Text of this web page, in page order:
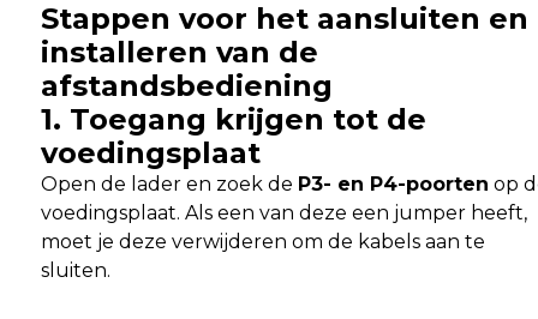
Stappen voor het aansluiten en
installeren van de
afstandsbediening
1. Toegang krijgen tot de
voedingsplaat
Open de lader en zoek de P3- en P4-poorten op
voedingsplaat. Als een van deze een jumper heeft,
moet je deze verwijderen om de kabels aan te
sluiten.